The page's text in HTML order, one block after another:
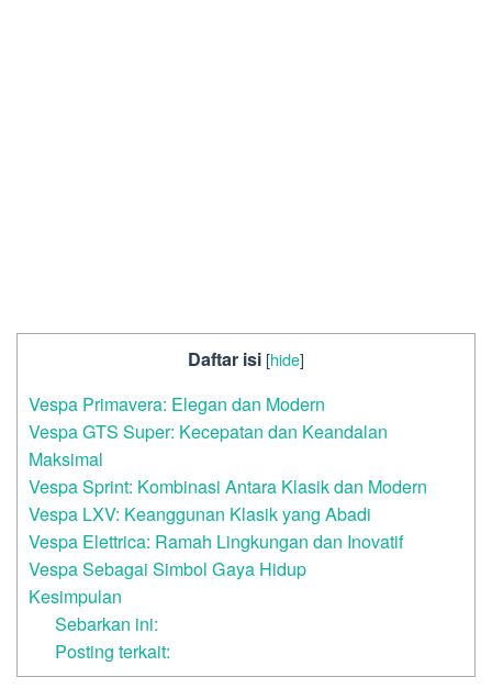
Daftar isi [hide]
Vespa Primavera: Elegan dan Modern
Vespa GTS Super: Kecepatan dan Keandalan
Maksimal
Vespa Sprint: Kombinasi Antara Klasik dan Modern
Vespa LXV: Keanggunan Klasik yang Abadi
Vespa Elettrica: Ramah Lingkungan dan Inovatif
Vespa Sebagai Simbol Gaya Hidup
Kesimpulan
Sebarkan ini:
Posting terkait: